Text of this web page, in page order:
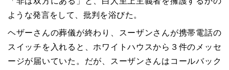
ような発言をして、批判を浴びた。
ヘザーさんの葬儀が終わり、スーザンさんが携帯電話の
スイッチを入れると、ホワイトハウスから３件のメッセ
ージが届いていた。だが、スーザンさんはコールバック